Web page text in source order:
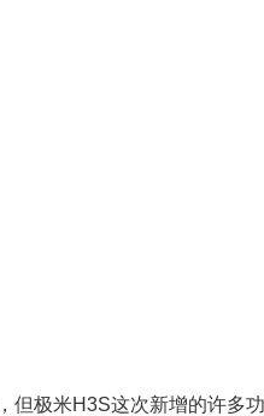
但极米H3S这次新增的许多